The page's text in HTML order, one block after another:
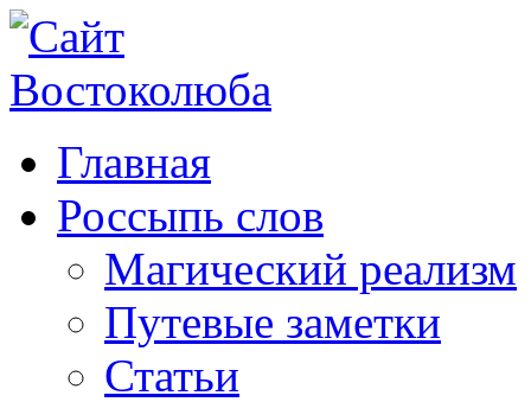
Главная
Россыпь слов
Магический реализм
Путевые заметки
Статьи